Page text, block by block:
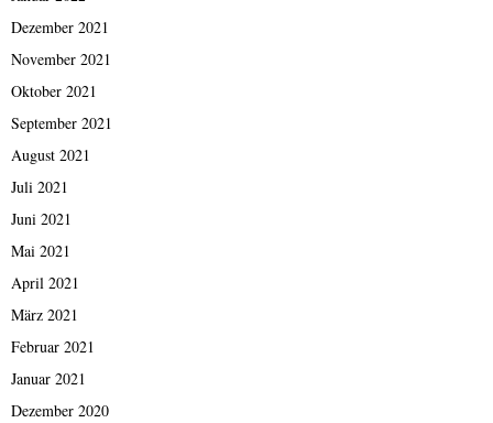
Dezember 2021
November 2021
Oktober 2021
September 2021
August 2021
Juli 2021
Juni 2021
Mai 2021
April 2021
März 2021
Februar 2021
Januar 2021
Dezember 2020